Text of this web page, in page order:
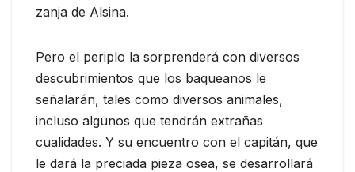
zanja de Alsina.
Pero el periplo la sorprenderá con diversos
descubrimientos que los baqueanos le
señalarán, tales como diversos animales,
incluso algunos que tendrán extrañas
cualidades. Y su encuentro con el capitán, que
le dará la preciada pieza osea, se desarrollará